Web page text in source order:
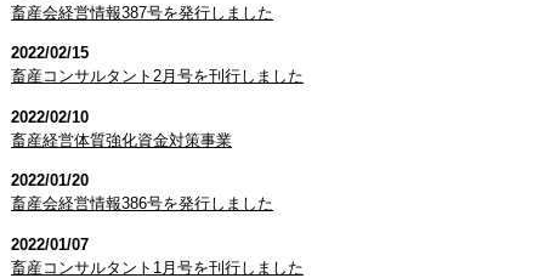
畜産会経営情報387号を発行しました
2022/02/15
畜産コンサルタント2月号を刊行しました
2022/02/10
畜産経営体質強化資金対策事業
2022/01/20
畜産会経営情報386号を発行しました
2022/01/07
畜産コンサルタント1月号を刊行しました